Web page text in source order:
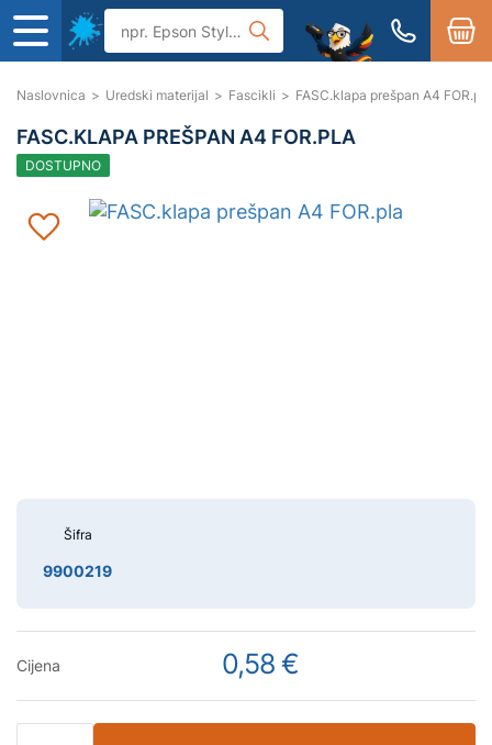
Naslovnica > Uredski materijal > Fascikli > FASC.klapa prešpan A4 FOR.pla
FASC.KLAPA PREŠPAN A4 FOR.PLA
DOSTUPNO
Šifra
9900219
Cijena 0,58 €